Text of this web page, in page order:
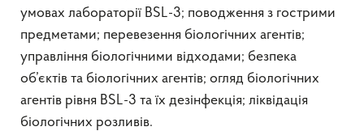
умовах лабораторії BSL-3; поводження з гострими
предметами; перевезення біологічних агентів;
управління біологічними відходами; безпека
об’єктів та біологічних агентів; огляд біологічних
агентів рівня BSL-3 та їх дезінфекція; ліквідація
біологічних розливів.